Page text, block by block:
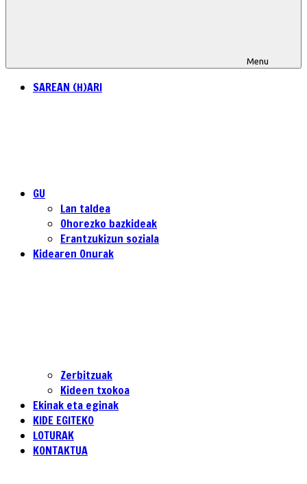
Menu
SAREAN (H)ARI
GU
Lan taldea
Ohorezko bazkideak
Erantzukizun soziala
Kidearen Onurak
Zerbitzuak
Kideen txokoa
Ekinak eta eginak
KIDE EGITEKO
LOTURAK
KONTAKTUA